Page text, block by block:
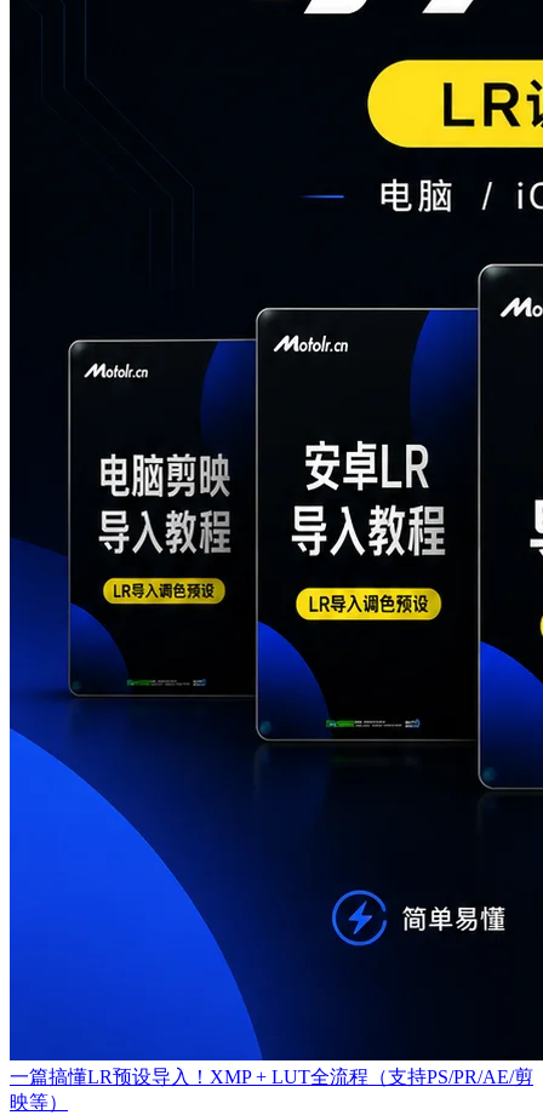
一篇搞懂LR预设导入！XMP + LUT全流程（支持PS/PR/AE/剪
映等）